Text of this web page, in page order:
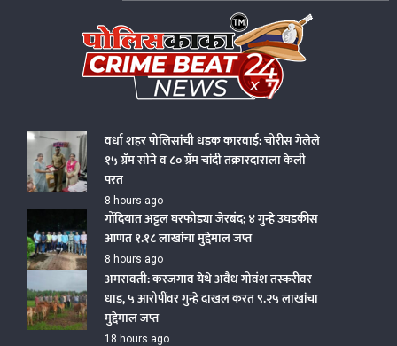
वर्धा शहर पोलिसांची धडक कारवाई: चोरीस गेलेले
१५ ग्रॅम सोने व ८० ग्रॅम चांदी तक्रारदाराला केली
परत
8 hours ago
गोंदियात अट्टल घरफोड्या जेरबंद; ४ गुन्हे उघडकीस
आणत १.१८ लाखांचा मुद्देमाल जप्त
8 hours ago
अमरावती: करजगाव येथे अवैध गोवंश तस्करीवर
धाड, ५ आरोपींवर गुन्हे दाखल करत ९.२५ लाखांचा
मुद्देमाल जप्त
18 hours ago